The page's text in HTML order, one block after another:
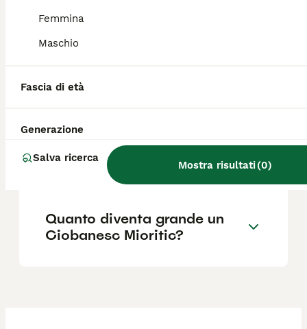
Femmina
Maschio
Fascia di età
Generazione
Salva ricerca
Mostra risultati(0)
monti Carpazi. È stato selezionato per la
Quanto costa un Ciobanesc
Mioritic?
Il Ciobanesc Mioritic è un
buon cane da famiglia?
Quanto diventa grande un
Ciobanesc Mioritic?